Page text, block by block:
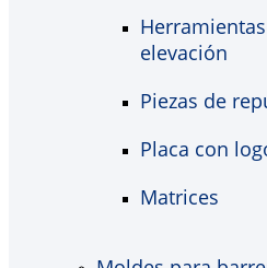
elevación
Piezas de
Placa con
Matrices